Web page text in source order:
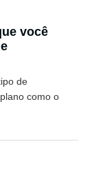
você
de
como o